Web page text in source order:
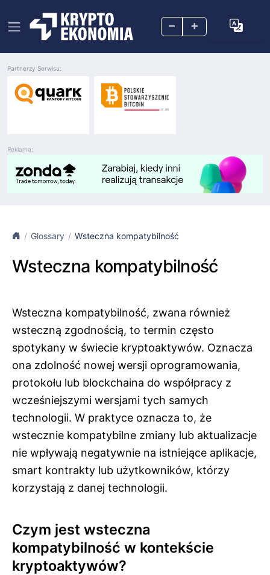
– +
Reklama:
Partnerzy Serwisu:
Glossary Wsteczna kompatybilność
Wsteczna kompatybilność
Wsteczna kompatybilność, zwana również
wsteczną zgodnością, to termin często
spotykany w świecie kryptoaktywów. Oznacza
ona zdolność nowej wersji oprogramowania,
protokołu lub blockchaina do współpracy z
wcześniejszymi wersjami tych samych
technologii. W praktyce oznacza to, że
wstecznie kompatybilne zmiany lub aktualizacje
nie wpływają negatywnie na istniejące aplikacje,
smart kontrakty lub użytkowników, którzy
korzystają z danej technologii.
Czym jest wsteczna
kompatybilność w kontekście
kryptoaktywów?